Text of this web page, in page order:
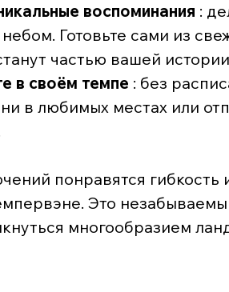
воспоминания :
Готовьте сами из
частью вашей
в своём темпе : без
в любимых местах или
понравятся гибкость
Это
многообразием